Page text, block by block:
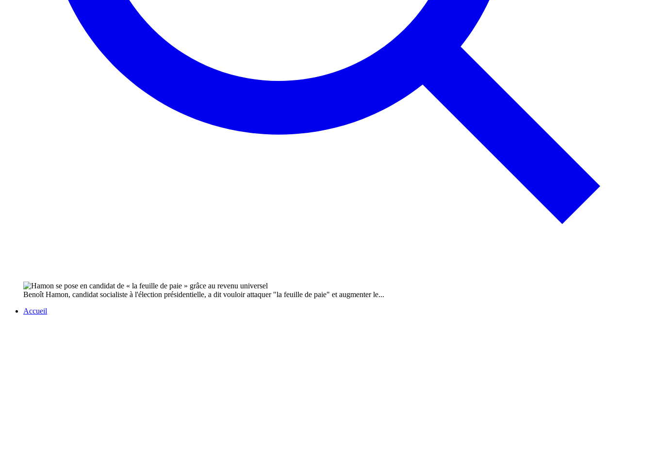
Benoît Hamon, candidat socialiste à l'élection présidentielle, a dit vouloir attaquer "la feuille de paie" et augmenter le...
Accueil